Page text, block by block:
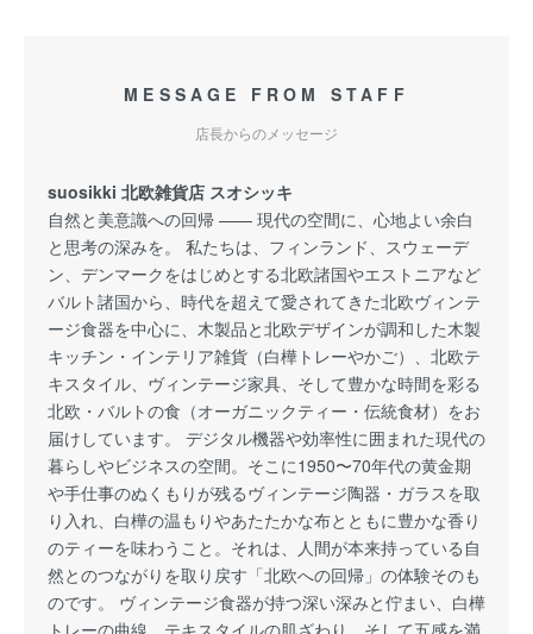
MESSAGE FROM STAFF
店長からのメッセージ
suosikki 北欧雑貨店 スオシッキ
自然と美意識への回帰 —— 現代の空間に、心地よい余白
と思考の深みを。 私たちは、フィンランド、スウェーデ
ン、デンマークをはじめとする北欧諸国やエストニアなど
バルト諸国から、時代を超えて愛されてきた北欧ヴィンテ
ージ食器を中心に、木製品と北欧デザインが調和した木製
キッチン・インテリア雑貨（白樺トレーやかご）、北欧テ
キスタイル、ヴィンテージ家具、そして豊かな時間を彩る
北欧・バルトの食（オーガニックティー・伝統食材）をお
届けしています。 デジタル機器や効率性に囲まれた現代の
暮らしやビジネスの空間。そこに1950〜70年代の黄金期
や手仕事のぬくもりが残るヴィンテージ陶器・ガラスを取
り入れ、白樺の温もりやあたたかな布とともに豊かな香り
のティーを味わうこと。それは、人間が本来持っている自
然とのつながりを取り戻す「北欧への回帰」の体験そのも
のです。 ヴィンテージ食器が持つ深い深みと佇まい、白樺